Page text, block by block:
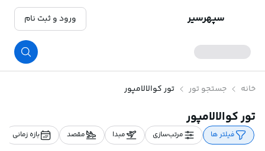
سپهرسیر ورود و ثبت نام
خانه جستجو تور تور کوالالامپور
تور کوالالامپور
فیلتر ها مرتب‌سازی مبدا مقصد بازه زمانی